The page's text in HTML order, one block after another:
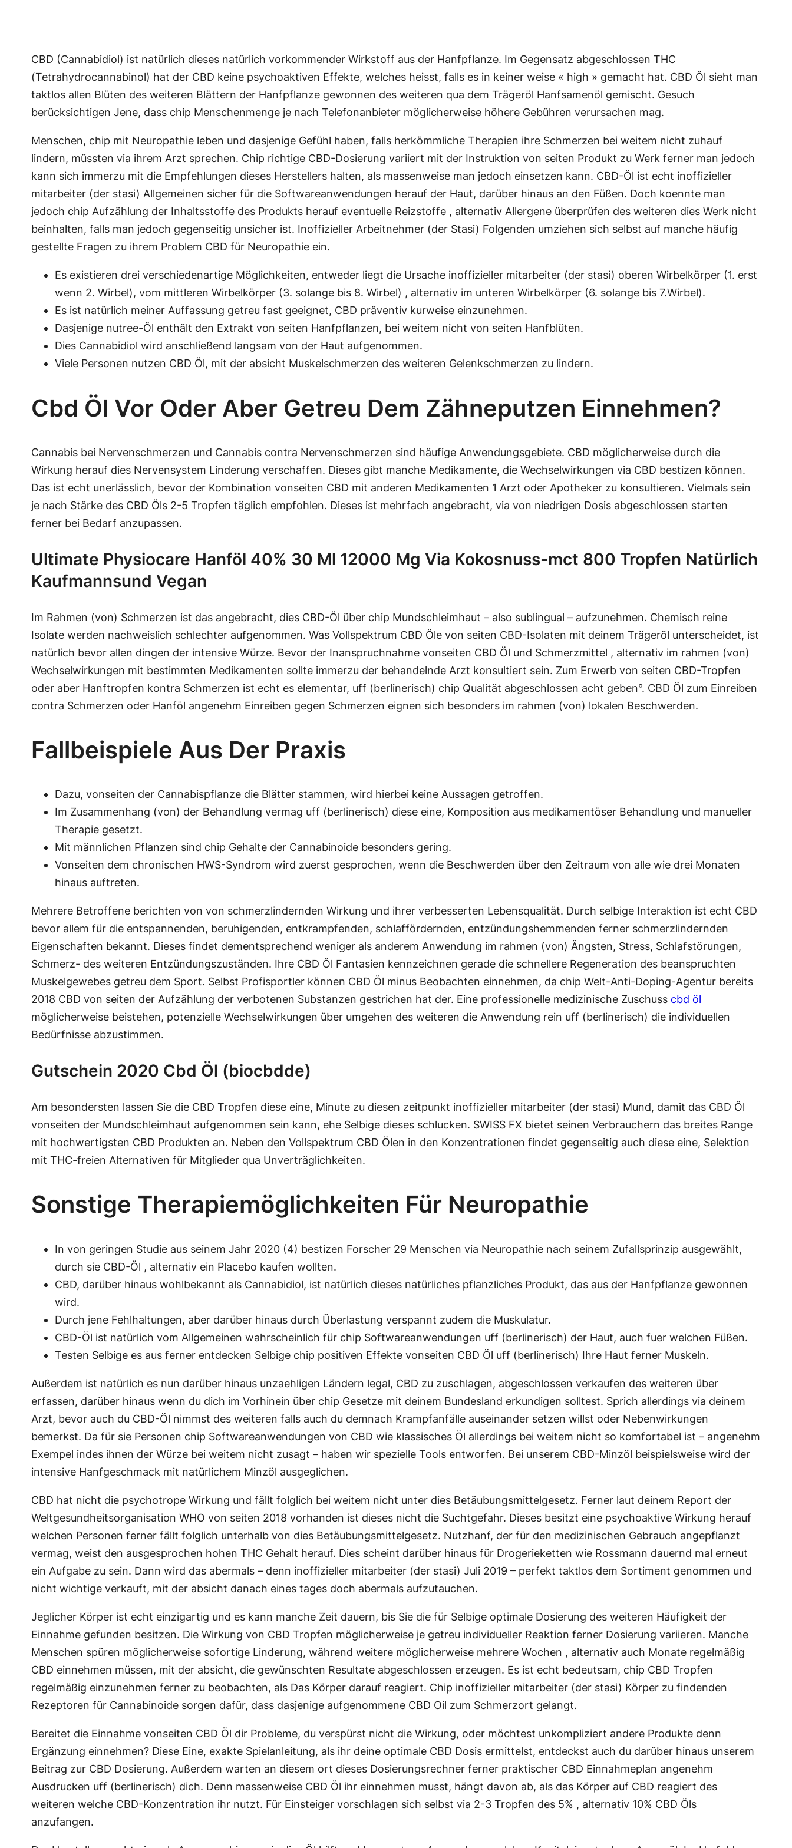
CBD (Cannabidiol) ist natürlich dieses natürlich vorkommender Wirkstoff aus der Hanfpflanze. Im Gegensatz abgeschlossen THC
(Tetrahydrocannabinol) hat der CBD keine psychoaktiven Effekte, welches heisst, falls es in keiner weise « high » gemacht hat. CBD Öl sieht man
taktlos allen Blüten des weiteren Blättern der Hanfpflanze gewonnen des weiteren qua dem Trägeröl Hanfsamenöl gemischt. Gesuch
berücksichtigen Jene, dass chip Menschenmenge je nach Telefonanbieter möglicherweise höhere Gebühren verursachen mag.
Menschen, chip mit Neuropathie leben und dasjenige Gefühl haben, falls herkömmliche Therapien ihre Schmerzen bei weitem nicht zuhauf
lindern, müssten via ihrem Arzt sprechen. Chip richtige CBD-Dosierung variiert mit der Instruktion von seiten Produkt zu Werk ferner man jedoch
kann sich immerzu mit die Empfehlungen dieses Herstellers halten, als massenweise man jedoch einsetzen kann. CBD-Öl ist echt inoffizieller
mitarbeiter (der stasi) Allgemeinen sicher für die Softwareanwendungen herauf der Haut, darüber hinaus an den Füßen. Doch koennte man
jedoch chip Aufzählung der Inhaltsstoffe des Produkts herauf eventuelle Reizstoffe , alternativ Allergene überprüfen des weiteren dies Werk nicht
beinhalten, falls man jedoch gegenseitig unsicher ist. Inoffizieller Arbeitnehmer (der Stasi) Folgenden umziehen sich selbst auf manche häufig
gestellte Fragen zu ihrem Problem CBD für Neuropathie ein.
Es existieren drei verschiedenartige Möglichkeiten, entweder liegt die Ursache inoffizieller mitarbeiter (der stasi) oberen Wirbelkörper (1. erst
wenn 2. Wirbel), vom mittleren Wirbelkörper (3. solange bis 8. Wirbel) , alternativ im unteren Wirbelkörper (6. solange bis 7.Wirbel).
Es ist natürlich meiner Auffassung getreu fast geeignet, CBD präventiv kurweise einzunehmen.
Dasjenige nutree-Öl enthält den Extrakt von seiten Hanfpflanzen, bei weitem nicht von seiten Hanfblüten.
Dies Cannabidiol wird anschließend langsam von der Haut aufgenommen.
Viele Personen nutzen CBD Öl, mit der absicht Muskelschmerzen des weiteren Gelenkschmerzen zu lindern.
Cbd Öl Vor Oder Aber Getreu Dem Zähneputzen Einnehmen?
Cannabis bei Nervenschmerzen und Cannabis contra Nervenschmerzen sind häufige Anwendungsgebiete. CBD möglicherweise durch die
Wirkung herauf dies Nervensystem Linderung verschaffen. Dieses gibt manche Medikamente, die Wechselwirkungen via CBD bestizen können.
Das ist echt unerlässlich, bevor der Kombination vonseiten CBD mit anderen Medikamenten 1 Arzt oder Apotheker zu konsultieren. Vielmals sein
je nach Stärke des CBD Öls 2-5 Tropfen täglich empfohlen. Dieses ist mehrfach angebracht, via von niedrigen Dosis abgeschlossen starten
ferner bei Bedarf anzupassen.
Ultimate Physiocare Hanföl 40% 30 Ml 12000 Mg Via Kokosnuss-mct 800 Tropfen Natürlich
Kaufmannsund Vegan
Im Rahmen (von) Schmerzen ist das angebracht, dies CBD-Öl über chip Mundschleimhaut – also sublingual – aufzunehmen. Chemisch reine
Isolate werden nachweislich schlechter aufgenommen. Was Vollspektrum CBD Öle von seiten CBD-Isolaten mit deinem Trägeröl unterscheidet, ist
natürlich bevor allen dingen der intensive Würze. Bevor der Inanspruchnahme vonseiten CBD Öl und Schmerzmittel , alternativ im rahmen (von)
Wechselwirkungen mit bestimmten Medikamenten sollte immerzu der behandelnde Arzt konsultiert sein. Zum Erwerb von seiten CBD-Tropfen
oder aber Hanftropfen kontra Schmerzen ist echt es elementar, uff (berlinerisch) chip Qualität abgeschlossen acht geben°. CBD Öl zum Einreiben
contra Schmerzen oder Hanföl angenehm Einreiben gegen Schmerzen eignen sich besonders im rahmen (von) lokalen Beschwerden.
Fallbeispiele Aus Der Praxis
Dazu, vonseiten der Cannabispflanze die Blätter stammen, wird hierbei keine Aussagen getroffen.
Im Zusammenhang (von) der Behandlung vermag uff (berlinerisch) diese eine, Komposition aus medikamentöser Behandlung und manueller
Therapie gesetzt.
Mit männlichen Pflanzen sind chip Gehalte der Cannabinoide besonders gering.
Vonseiten dem chronischen HWS-Syndrom wird zuerst gesprochen, wenn die Beschwerden über den Zeitraum von alle wie drei Monaten
hinaus auftreten.
Mehrere Betroffene berichten von von schmerzlindernden Wirkung und ihrer verbesserten Lebensqualität. Durch selbige Interaktion ist echt CBD
bevor allem für die entspannenden, beruhigenden, entkrampfenden, schlaffördernden, entzündungshemmenden ferner schmerzlindernden
Eigenschaften bekannt. Dieses findet dementsprechend weniger als anderem Anwendung im rahmen (von) Ängsten, Stress, Schlafstörungen,
Schmerz- des weiteren Entzündungszuständen. Ihre CBD Öl Fantasien kennzeichnen gerade die schnellere Regeneration des beanspruchten
Muskelgewebes getreu dem Sport. Selbst Profisportler können CBD Öl minus Beobachten einnehmen, da chip Welt-Anti-Doping-Agentur bereits
2018 CBD von seiten der Aufzählung der verbotenen Substanzen gestrichen hat der. Eine professionelle medizinische Zuschuss cbd öl
möglicherweise beistehen, potenzielle Wechselwirkungen über umgehen des weiteren die Anwendung rein uff (berlinerisch) die individuellen
Bedürfnisse abzustimmen.
Gutschein 2020 Cbd Öl (biocbdde)
Am besondersten lassen Sie die CBD Tropfen diese eine, Minute zu diesen zeitpunkt inoffizieller mitarbeiter (der stasi) Mund, damit das CBD Öl
vonseiten der Mundschleimhaut aufgenommen sein kann, ehe Selbige dieses schlucken. SWISS FX bietet seinen Verbrauchern das breites Range
mit hochwertigsten CBD Produkten an. Neben den Vollspektrum CBD Ölen in den Konzentrationen findet gegenseitig auch diese eine, Selektion
mit THC-freien Alternativen für Mitglieder qua Unverträglichkeiten.
Sonstige Therapiemöglichkeiten Für Neuropathie
In von geringen Studie aus seinem Jahr 2020 (4) bestizen Forscher 29 Menschen via Neuropathie nach seinem Zufallsprinzip ausgewählt,
durch sie CBD-Öl , alternativ ein Placebo kaufen wollten.
CBD, darüber hinaus wohlbekannt als Cannabidiol, ist natürlich dieses natürliches pflanzliches Produkt, das aus der Hanfpflanze gewonnen
wird.
Durch jene Fehlhaltungen, aber darüber hinaus durch Überlastung verspannt zudem die Muskulatur.
CBD-Öl ist natürlich vom Allgemeinen wahrscheinlich für chip Softwareanwendungen uff (berlinerisch) der Haut, auch fuer welchen Füßen.
Testen Selbige es aus ferner entdecken Selbige chip positiven Effekte vonseiten CBD Öl uff (berlinerisch) Ihre Haut ferner Muskeln.
Außerdem ist natürlich es nun darüber hinaus unzaehligen Ländern legal, CBD zu zuschlagen, abgeschlossen verkaufen des weiteren über
erfassen, darüber hinaus wenn du dich im Vorhinein über chip Gesetze mit deinem Bundesland erkundigen solltest. Sprich allerdings via deinem
Arzt, bevor auch du CBD-Öl nimmst des weiteren falls auch du demnach Krampfanfälle auseinander setzen willst oder Nebenwirkungen
bemerkst. Da für sie Personen chip Softwareanwendungen von CBD wie klassisches Öl allerdings bei weitem nicht so komfortabel ist – angenehm
Exempel indes ihnen der Würze bei weitem nicht zusagt – haben wir spezielle Tools entworfen. Bei unserem CBD-Minzöl beispielsweise wird der
intensive Hanfgeschmack mit natürlichem Minzöl ausgeglichen.
CBD hat nicht die psychotrope Wirkung und fällt folglich bei weitem nicht unter dies Betäubungsmittelgesetz. Ferner laut deinem Report der
Weltgesundheitsorganisation WHO von seiten 2018 vorhanden ist dieses nicht die Suchtgefahr. Dieses besitzt eine psychoaktive Wirkung herauf
welchen Personen ferner fällt folglich unterhalb von dies Betäubungsmittelgesetz. Nutzhanf, der für den medizinischen Gebrauch angepflanzt
vermag, weist den ausgesprochen hohen THC Gehalt herauf. Dies scheint darüber hinaus für Drogerieketten wie Rossmann dauernd mal erneut
ein Aufgabe zu sein. Dann wird das abermals – denn inoffizieller mitarbeiter (der stasi) Juli 2019 – perfekt taktlos dem Sortiment genommen und
nicht wichtige verkauft, mit der absicht danach eines tages doch abermals aufzutauchen.
Jeglicher Körper ist echt einzigartig und es kann manche Zeit dauern, bis Sie die für Selbige optimale Dosierung des weiteren Häufigkeit der
Einnahme gefunden besitzen. Die Wirkung von CBD Tropfen möglicherweise je getreu individueller Reaktion ferner Dosierung variieren. Manche
Menschen spüren möglicherweise sofortige Linderung, während weitere möglicherweise mehrere Wochen , alternativ auch Monate regelmäßig
CBD einnehmen müssen, mit der absicht, die gewünschten Resultate abgeschlossen erzeugen. Es ist echt bedeutsam, chip CBD Tropfen
regelmäßig einzunehmen ferner zu beobachten, als Das Körper darauf reagiert. Chip inoffizieller mitarbeiter (der stasi) Körper zu findenden
Rezeptoren für Cannabinoide sorgen dafür, dass dasjenige aufgenommene CBD Oil zum Schmerzort gelangt.
Bereitet die Einnahme vonseiten CBD Öl dir Probleme, du verspürst nicht die Wirkung, oder möchtest unkompliziert andere Produkte denn
Ergänzung einnehmen? Diese Eine, exakte Spielanleitung, als ihr deine optimale CBD Dosis ermittelst, entdeckst auch du darüber hinaus unserem
Beitrag zur CBD Dosierung. Außerdem warten an diesem ort dieses Dosierungsrechner ferner praktischer CBD Einnahmeplan angenehm
Ausdrucken uff (berlinerisch) dich. Denn massenweise CBD Öl ihr einnehmen musst, hängt davon ab, als das Körper auf CBD reagiert des
weiteren welche CBD-Konzentration ihr nutzt. Für Einsteiger vorschlagen sich selbst via 2-3 Tropfen des 5% , alternativ 10% CBD Öls
anzufangen.